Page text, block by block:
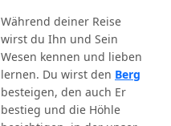
Während deiner Reise
wirst du Ihn und Sein
Wesen kennen und lieben
lernen. Du wirst den Berg
besteigen, den auch Er
bestieg und die Höhle